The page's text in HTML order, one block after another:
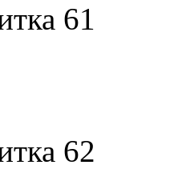
61
62